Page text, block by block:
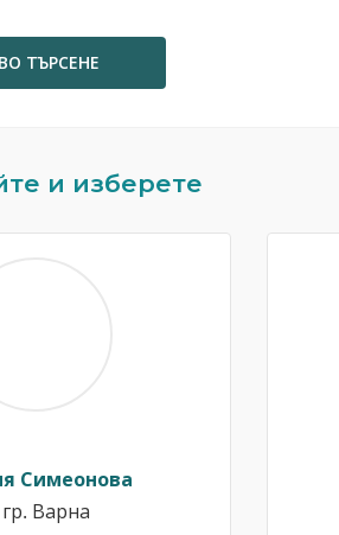
ТЪРСЕНЕ
и изберете
Симеонова
Варна